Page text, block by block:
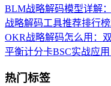
BLM战略解码模型详解
战略解码工具推荐排行
OKR战略解码怎么用：
平衡计分卡BSC实战应
热门标签